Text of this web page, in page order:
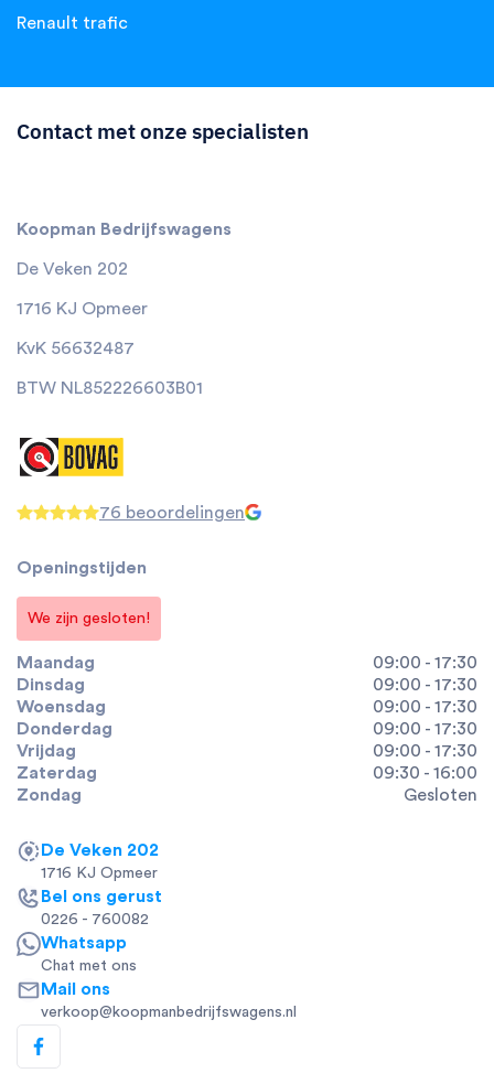
Renault trafic
Contact met onze specialisten
Koopman Bedrijfswagens
De Veken 202
1716 KJ Opmeer
KvK 56632487
BTW NL852226603B01
76 beoordelingen
Openingstijden
We zijn gesloten!
Maandag
09:00 - 17:30
Dinsdag
09:00 - 17:30
Woensdag
09:00 - 17:30
Donderdag
09:00 - 17:30
Vrijdag
09:00 - 17:30
Zaterdag
09:30 - 16:00
Zondag
Gesloten
De Veken 202
1716 KJ Opmeer
Bel ons gerust
0226 - 760082
Whatsapp
Chat met ons
Mail ons
verkoop@koopmanbedrijfswagens.nl